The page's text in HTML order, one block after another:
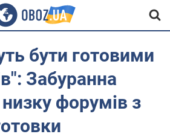
бути готовими
Забуранна
низку форумів з